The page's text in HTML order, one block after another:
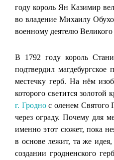
году король Ян Казимир
во владение Михаилу
военному деятелю
В 1792 году король
подтвердил
местечку герб. На нём
которого светится золотой
г. Гроднос оленем Святого
через ограду. Почему для
именно этот сюжет, пока
в основе лежит, та же идея,
создании гродненского